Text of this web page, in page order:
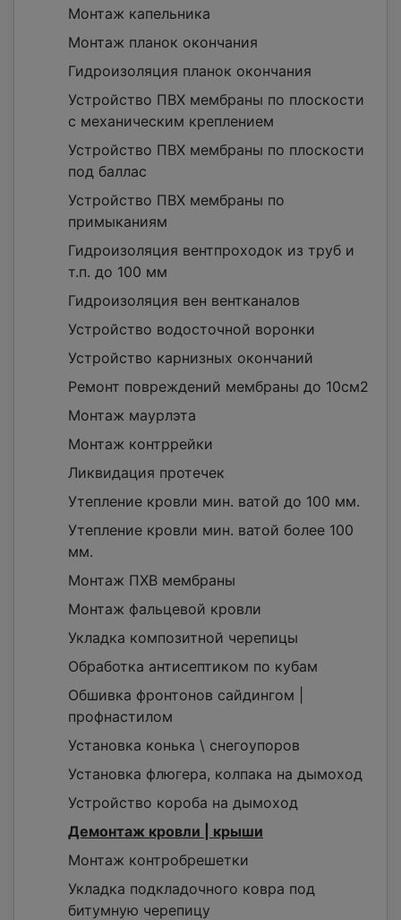
Монтаж капельника
Монтаж планок окончания
Гидроизоляция планок окончания
Устройство ПВХ мембраны по плоскости
с механическим креплением
Устройство ПВХ мембраны по плоскости
под баллас
Устройство ПВХ мембраны по
примыканиям
Гидроизоляция вентпроходок из труб и
т.п. до 100 мм
Гидроизоляция вен вентканалов
Устройство водосточной воронки
Устройство карнизных окончаний
Ремонт повреждений мембраны до 10см2
Монтаж маурлэта
Монтаж контррейки
Ликвидация протечек
Утепление кровли мин. ватой до 100 мм.
Утепление кровли мин. ватой более 100
мм.
Монтаж ПХВ мембраны
Монтаж фальцевой кровли
Укладка композитной черепицы
Обработка антисептиком по кубам
Обшивка фронтонов сайдингом |
профнастилом
Установка конька \ снегоупоров
Установка флюгера, колпака на дымоход
Устройство короба на дымоход
Демонтаж кровли | крыши
Монтаж контробрешетки
Укладка подкладочного ковра под
битумную черепицу